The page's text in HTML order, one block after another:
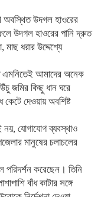
অবস্থিত উদগল হাওরের
উদগল হাওরের পানি দ্রুত
ধরার উদ্দেশ্যে
এমনিতেই আমাদের অনেক
জমির কিছু ধান ঘরে
দেওয়ায় অবশিষ্ট
নয়, যোগাযোগ ব্যবস্থাও
মানুষের চলাচলের
পরিদর্শন করেছেন। তিনি
বাঁধ কাটার সঙ্গে